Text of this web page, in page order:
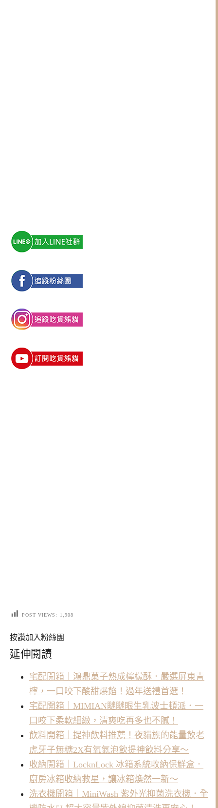
POST VIEWS: 1,908
按讚加入粉絲團
延伸閱讀
宅配開箱｜鴻鼎菓子熟成檸檬酥．嚴選屏東青
檸，一口咬下酸甜爆餡！過年送禮首選！
宅配開箱｜MIMIAN瞇瞇眼生乳波士頓派．一
口咬下柔軟細緻，清爽吃再多也不膩！
飲料開箱｜提神飲料推薦！夜貓族的能量飲老
虎牙子無糖2X有氧氣泡飲提神飲料分享～
收納開箱｜LocknLock 冰箱系統收納保鮮盒．
廚房冰箱收納救星，讓冰箱煥然一新～
洗衣機開箱｜MiniWash 紫外光抑菌洗衣機．全